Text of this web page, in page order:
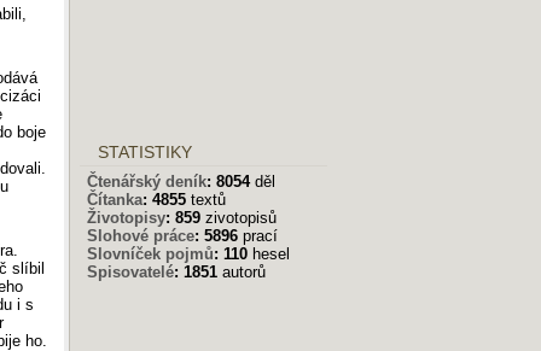
boje
slíbil
i s
ho.
STATISTIKY
Čtenářský deník: 8054děl
Čítanka: 4855 textů
Životopisy: 859 zivotopisů
Slohové práce: 5896 prací
Slovníček pojmů: 110 hesel
Spisovatelé: 1851 autorů